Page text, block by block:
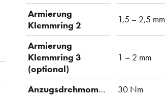
Armierung
Klemmring 2
1,5 – 2,5 mm
Armierung
Klemmring 3
(optional)
1 – 2 mm
Anzugsdrehmoment 30 Nm